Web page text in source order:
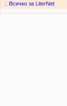
:. Всичко за LiterNet